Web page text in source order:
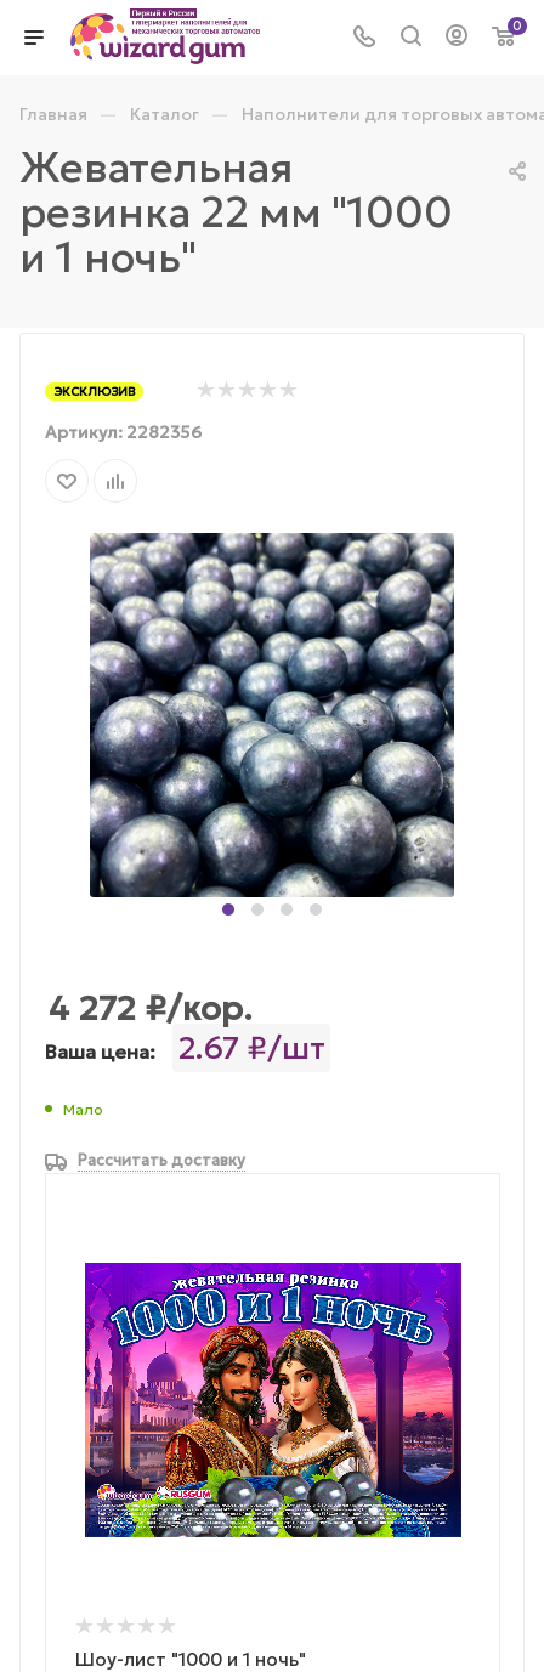
0
Главная — Каталог — Наполнители для торговых
Жевательная
резинка 22 мм "1000
и 1 ночь"
ЭКСКЛЮЗИВ
Артикул: 2282356
4 272 ₽/кор.
Ваша цена: 2.67 ₽/шт
Мало
Рассчитать доставку
Шоу-лист "1000 и 1 ночь"